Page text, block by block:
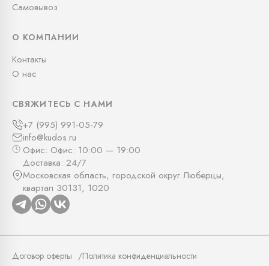
Самовывоз
О КОМПАНИИ
Контакты
О нас
СВЯЖИТЕСЬ С НАМИ
+7 (995) 991-05-79
info@kudos.ru
Офис: Офис: 10:00 — 19:00
Доставка: 24/7
Московская область, городской округ Люберцы,
квартал 30131, 1020
Договор оферты Политика конфиденциальности